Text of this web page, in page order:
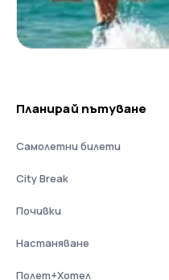
Планирай пътуване
Самолетни билети
City Break
Почивки
Настаняване
Полет+Хотел